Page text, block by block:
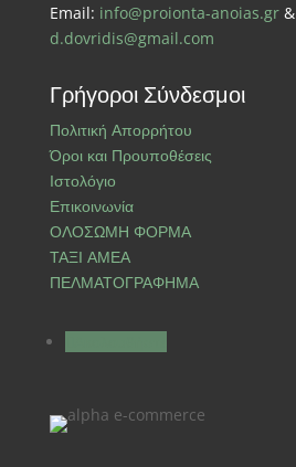
Email: info@proionta-anoias.gr&
d.dovridis@gmail.com
Γρήγοροι Σύνδεσμοι
Πολιτική Απορρήτου
Όροι και Προυποθέσεις
Ιστολόγιο
Επικοινωνία
ΟΛΟΣΩΜΗ ΦΟΡΜΑ
ΤΑΞΙ ΑΜΕΑ
ΠΕΛΜΑΤΟΓΡΑΦΗΜΑ